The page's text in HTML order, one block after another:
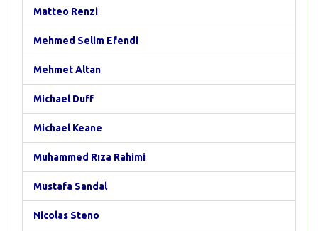
Matteo Renzi
Mehmed Selim Efendi
Mehmet Altan
Michael Duff
Michael Keane
Muhammed Rıza Rahimi
Mustafa Sandal
Nicolas Steno